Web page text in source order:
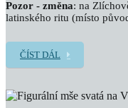
Pozor - změna: na
latinského ritu (místo
ČÍST DÁL